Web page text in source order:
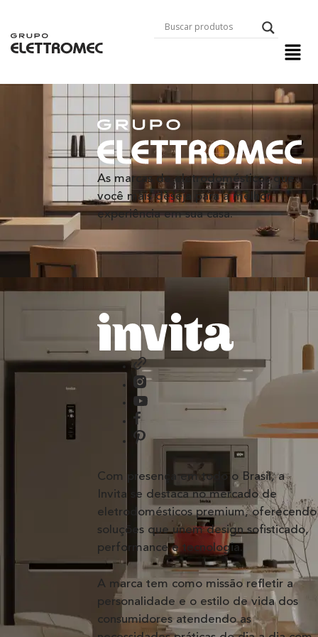
As marcas de eletrodomésticos que
você mais deseja para a melhor
experiência em sua casa.
Com presença em todo o Brasil, a
Invita se destaca no mercado de
eletrodomésticos premium, oferecendo
soluções que unem design sofisticado,
performance e tecnologia.
A marca tem como missão refletir a
personalidade e o estilo de vida dos
consumidores atendendo as